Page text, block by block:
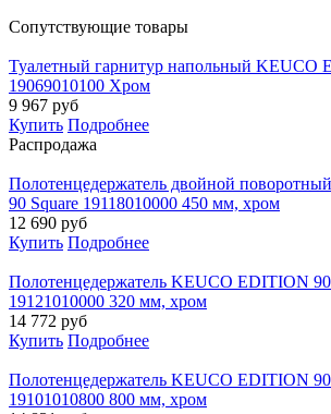
Cопутствующие товары
Туалетный гарнитур напольный KEUCO
19069010100 Хром
9 967 руб
Купить Подробнее
Распродажа
Полотенцедержатель двойной
90 Square 19118010000 450 мм, хром
12 690 руб
Купить Подробнее
Полотенцедержатель KEUCO EDITION 90
19121010000 320 мм, хром
14 772 руб
Купить Подробнее
Полотенцедержатель KEUCO EDITION 90
19101010800 800 мм, хром